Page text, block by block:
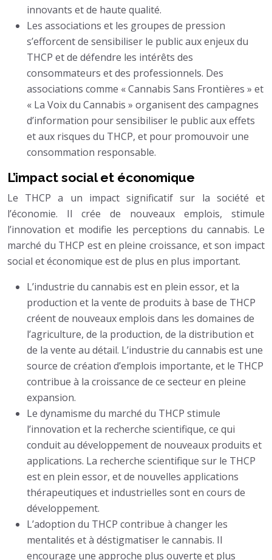
innovants et de haute qualité.
Les associations et les groupes de pression
s’efforcent de sensibiliser le public aux enjeux du
THCP et de défendre les intérêts des
consommateurs et des professionnels. Des
associations comme « Cannabis Sans Frontières » et
« La Voix du Cannabis » organisent des campagnes
d’information pour sensibiliser le public aux effets
et aux risques du THCP, et pour promouvoir une
consommation responsable.
L’impact social et économique
Le THCP a un impact significatif sur la société et
l’économie. Il crée de nouveaux emplois, stimule
l’innovation et modifie les perceptions du cannabis. Le
marché du THCP est en pleine croissance, et son impact
social et économique est de plus en plus important.
L’industrie du cannabis est en plein essor, et la
production et la vente de produits à base de THCP
créent de nouveaux emplois dans les domaines de
l’agriculture, de la production, de la distribution et
de la vente au détail. L’industrie du cannabis est une
source de création d’emplois importante, et le THCP
contribue à la croissance de ce secteur en pleine
expansion.
Le dynamisme du marché du THCP stimule
l’innovation et la recherche scientifique, ce qui
conduit au développement de nouveaux produits et
applications. La recherche scientifique sur le THCP
est en plein essor, et de nouvelles applications
thérapeutiques et industrielles sont en cours de
développement.
L’adoption du THCP contribue à changer les
mentalités et à déstigmatiser le cannabis. Il
encourage une approche plus ouverte et plus